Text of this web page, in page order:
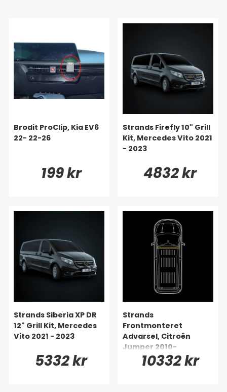
Brodit ProClip, Kia EV6
22- 22-26
199 kr
Strands Firefly 10" Grill
Kit, Mercedes Vito 2021
- 2023
4832 kr
Strands Siberia XP DR
12" Grill Kit, Mercedes
Vito 2021 - 2023
5332 kr
Strands
Frontmonteret
Advarsel, Citroën
Jumper 2010-
10332 kr